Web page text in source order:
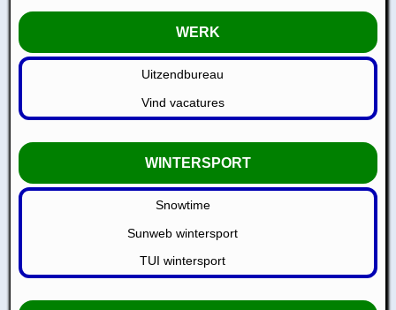
WERK
Uitzendbureau
Vind vacatures
WINTERSPORT
Snowtime
Sunweb wintersport
TUI wintersport